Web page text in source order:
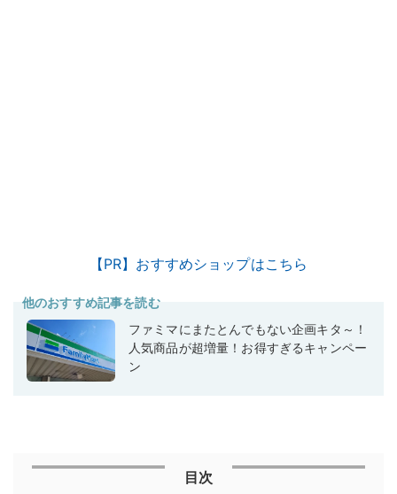
【PR】おすすめショップはこちら
他のおすすめ記事を読む
ファミマにまたとんでもない企画キタ～！
人気商品が超増量！お得すぎるキャンペー
ン
目次